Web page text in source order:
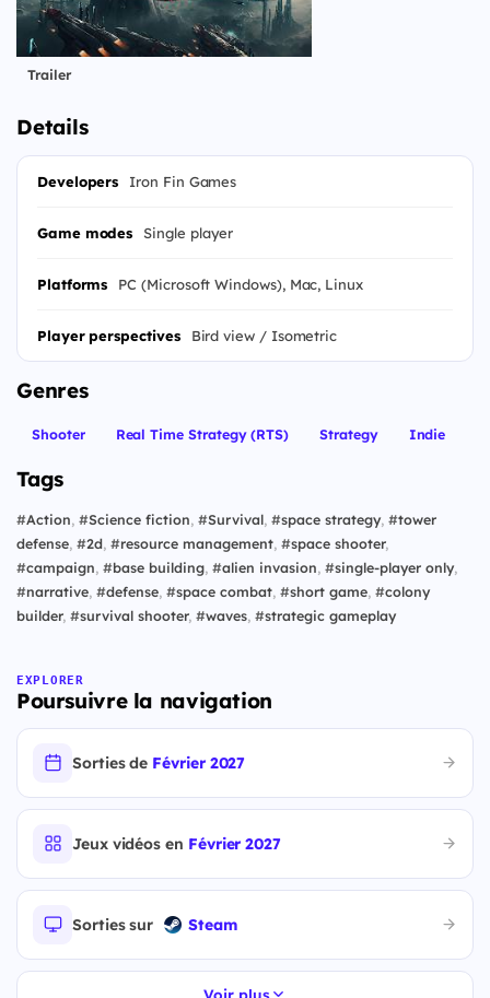
Trailer
Details
Developers Iron Fin Games
Game modes Single player
Platforms PC (Microsoft Windows), Mac, Linux
Player perspectives Bird view / Isometric
Genres
Shooter Real Time Strategy (RTS) Strategy Indie
Tags
#Action, #Science fiction, #Survival, #space strategy, #tower
defense, #2d, #resource management, #space shooter,
#campaign, #base building, #alien invasion, #single-player only,
#narrative, #defense, #space combat, #short game, #colony
builder, #survival shooter, #waves, #strategic gameplay
EXPLORER
Poursuivre la navigation
Sorties de Février 2027
Jeux vidéos en Février 2027
Sorties sur Steam
Voir plus